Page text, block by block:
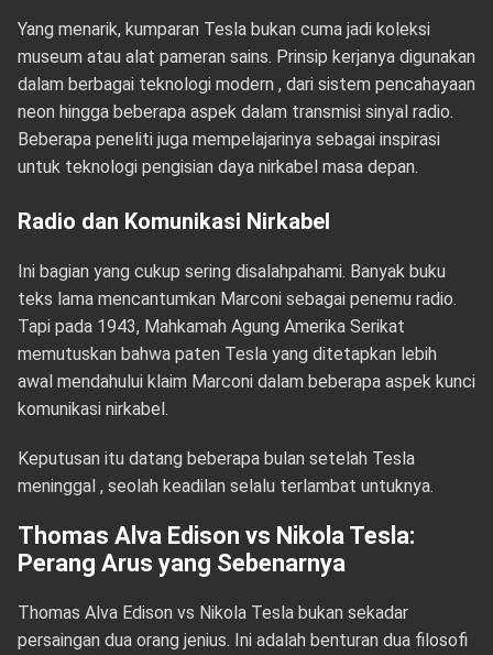
Yang menarik, kumparan Tesla bukan cuma jadi koleksi
museum atau alat pameran sains. Prinsip kerjanya digunakan
dalam berbagai teknologi modern , dari sistem pencahayaan
neon hingga beberapa aspek dalam transmisi sinyal radio.
Beberapa peneliti juga mempelajarinya sebagai inspirasi
untuk teknologi pengisian daya nirkabel masa depan.
Radio dan Komunikasi Nirkabel
Ini bagian yang cukup sering disalahpahami. Banyak buku
teks lama mencantumkan Marconi sebagai penemu radio.
Tapi pada 1943, Mahkamah Agung Amerika Serikat
memutuskan bahwa paten Tesla yang ditetapkan lebih
awal mendahului klaim Marconi dalam beberapa aspek kunci
komunikasi nirkabel.
Keputusan itu datang beberapa bulan setelah Tesla
meninggal , seolah keadilan selalu terlambat untuknya.
Thomas Alva Edison vs Nikola Tesla:
Perang Arus yang Sebenarnya
Thomas Alva Edison vs Nikola Tesla bukan sekadar
persaingan dua orang jenius. Ini adalah benturan dua filosofi